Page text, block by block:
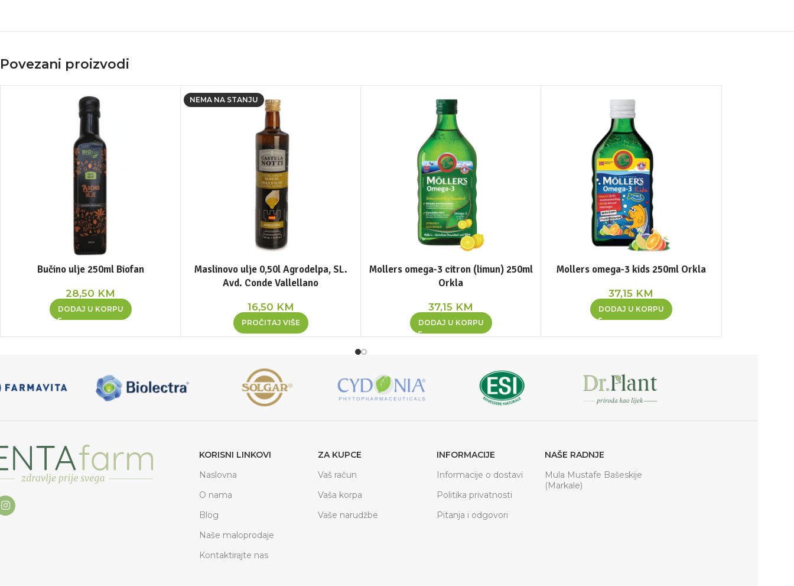
Povezani proizvodi
Bučino ulje 250ml Biofan
28,50 KM
DODAJ U KORPU
NEMA NA STANJU
Maslinovo ulje 0,50l Agrodelpa, SL.
Avd. Conde Vallellano
16,50 KM
PROČITAJ VIŠE
Mollers omega-3 citron (limun) 250ml
Orkla
37,15 KM
DODAJ U KORPU
Mollers omega-3 kids 250ml Orkla
37,15 KM
DODAJ U KORPU
KORISNI LINKOVI
Naslovna
O nama
Blog
Naše maloprodaje
Kontaktirajte nas
ZA KUPCE
Vaš račun
Vaša korpa
Vaše narudžbe
INFORMACIJE
Informacije o dostavi
Politika privatnosti
Pitanja i odgovori
NAŠE RADNJE
Mula Mustafe Bašeskije
(Markale)